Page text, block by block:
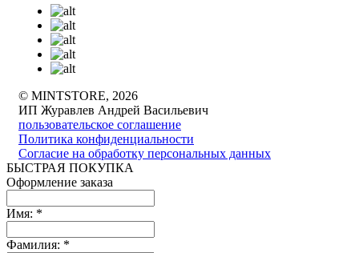
© MINTSTORE, 2026
ИП Журавлев Андрей Васильевич
пользовательское соглашение
Политика конфиденциальности
Согласие на обработку персональных данных
БЫСТРАЯ ПОКУПКА
Оформление заказа
Имя: *
Фамилия: *